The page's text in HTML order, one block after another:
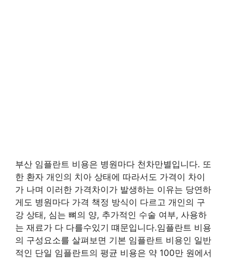
부산 임플란트 비용은 병원마다 천차만별입니다. 또
한 환자 개인의 치아 상태에 따라서도 가격이 차이
가 나며 이러한 가격차이가 발생하는 이유는 당연하
게도 병원마다 가격 책정 방식이 다르고 개인의 구
강 상태, 심는 뼈의 양, 추가적인 수술 여부, 사용하
는 재료가 다 다를수있기 떄문입니다.임플란트 비용
의 구성요소를 살펴보면 기본 임플란트 비용인 일반
적인 단일 임플란트의 평균 비용은 약 100만 원에서